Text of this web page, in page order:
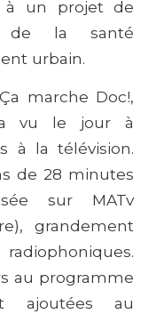
à un projet de
de la santé
urbain.
marche Doc!,
a vu le jour à
à la télévision.
de 28 minutes
sur MATv
grandement
au programme
ajoutées au